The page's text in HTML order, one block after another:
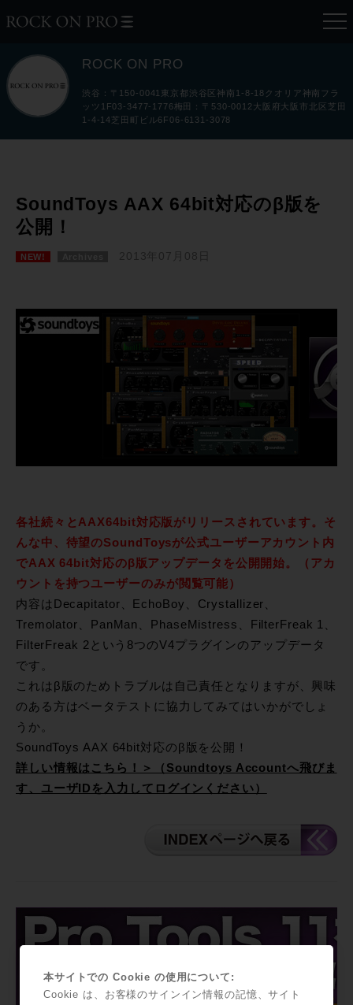
ROCK ON PRO
渋谷：〒150-0041東京都渋谷区神南1-8-18クオリア神南フラ
ッツ1F03-3477-1776梅田：〒530-0012大阪府大阪市北区芝田
1-4-14芝田町ビル6F06-6131-3078
SoundToys AAX 64bit対応のβ版を
公開！
NEW! 2013年07月08日
各社続々とAAX64bit対応版がリリースされています。そ
んな中、待望のSoundToysが公式ユーザーアカウント内
でAAX 64bit対応のβ版アップデータを公開開始。（アカ
ウントを持つユーザーのみが閲覧可能）
内容はDecapitator、EchoBoy、Crystallizer、
Tremolator、PanMan、PhaseMistress、FilterFreak 1、
FilterFreak 2という8つのV4プラグインのアップデータ
です。
これはβ版のためトラブルは自己責任となりますが、興味
のある方はベータテストに協力してみてはいかがでしょ
うか。
SoundToys AAX 64bit対応のβ版を公開！
詳しい情報はこちら！＞（Soundtoys Accountへ飛びま
す、ユーザIDを入力してログインください）
本サイトでの Cookie の使用について:
Cookie は、お客様のサインイン情報の記憶、サイト